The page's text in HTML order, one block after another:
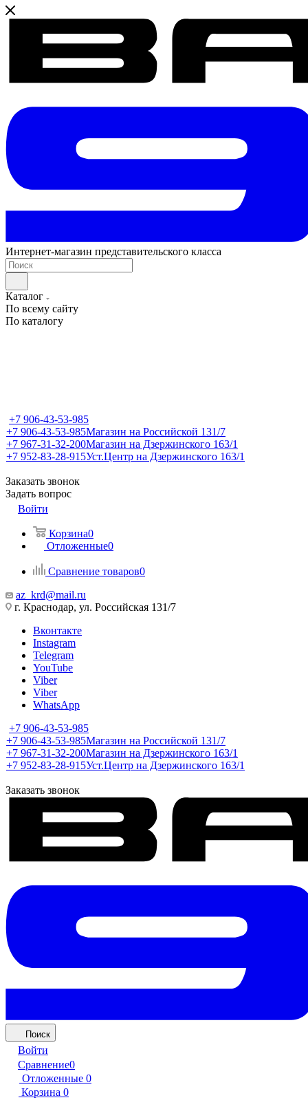
Интернет-магазин представительского класса
Каталог
По всему сайту
По каталогу
+7 906-43-53-985
+7 906-43-53-985Магазин на Российской 131/7
+7 967-31-32-200Магазин на Дзержинского 163/1
+7 952-83-28-915Уст.Центр на Дзержинского 163/1
Заказать звонок
Задать вопрос
Войти
Корзина0
Отложенные0
Сравнение товаров0
az_krd@mail.ru
г. Краснодар, ул. Российская 131/7
Вконтакте
Instagram
Telegram
YouTube
Viber
Viber
WhatsApp
+7 906-43-53-985
+7 906-43-53-985Магазин на Российской 131/7
+7 967-31-32-200Магазин на Дзержинского 163/1
+7 952-83-28-915Уст.Центр на Дзержинского 163/1
Заказать звонок
Поиск
Войти
Сравнение0
Отложенные 0
Корзина 0